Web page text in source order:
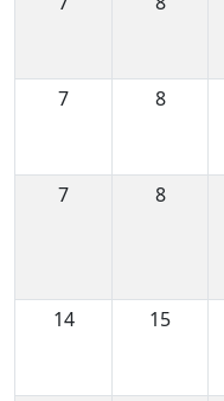
7
8
7
8
14
15